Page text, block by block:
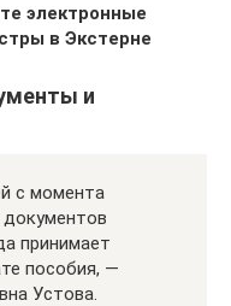
электронные
в Экстерне
и
с момента
документов
принимает
пособия, —
Устова.